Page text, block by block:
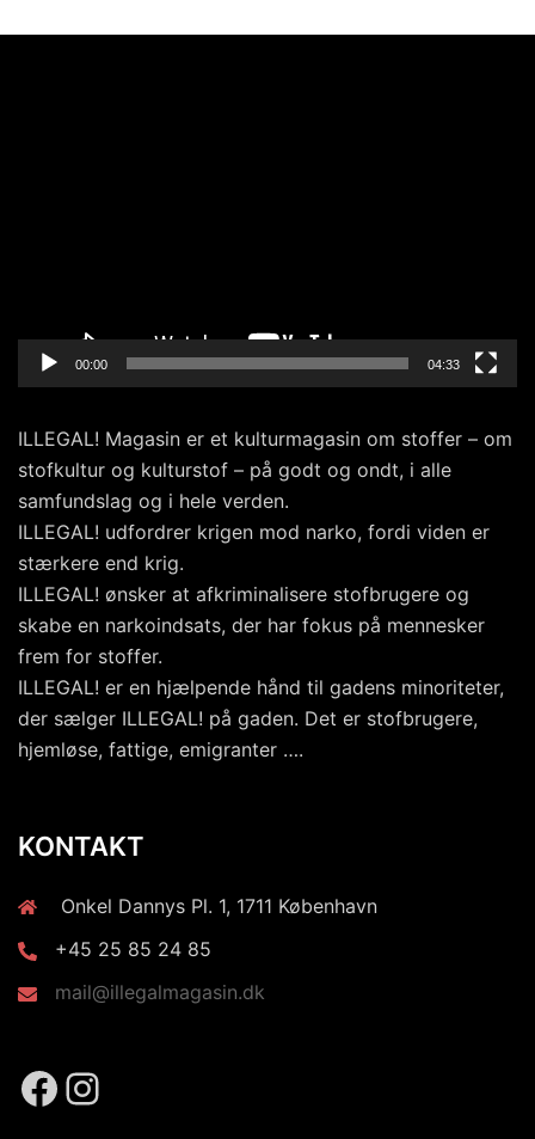
00:00 04:33
ILLEGAL! Magasin er et kulturmagasin om stoffer – om
stofkultur og kulturstof – på godt og ondt, i alle
samfundslag og i hele verden.
ILLEGAL! udfordrer krigen mod narko, fordi viden er
stærkere end krig.
ILLEGAL! ønsker at afkriminalisere stofbrugere og
skabe en narkoindsats, der har fokus på mennesker
frem for stoffer.
ILLEGAL! er en hjælpende hånd til gadens minoriteter,
der sælger ILLEGAL! på gaden. Det er stofbrugere,
hjemløse, fattige, emigranter ….
KONTAKT
Onkel Dannys Pl. 1, 1711 København
+45 25 85 24 85
mail@illegalmagasin.dk